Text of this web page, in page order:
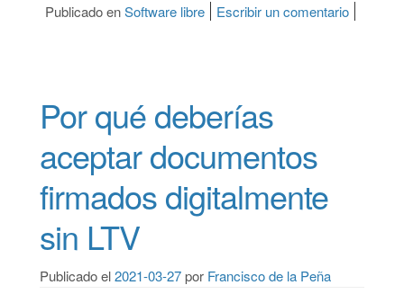
Publicado enSoftware libre Escribir un comentarioon
Por qué deberías
aceptar documentos
firmados digitalmente
sin LTV
Publicado el2021-03-27por Francisco de la Peña